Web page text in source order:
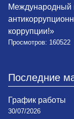
Международный
коррупции!»
Просмотров: 160522
Последние
График работы
30/07/2026